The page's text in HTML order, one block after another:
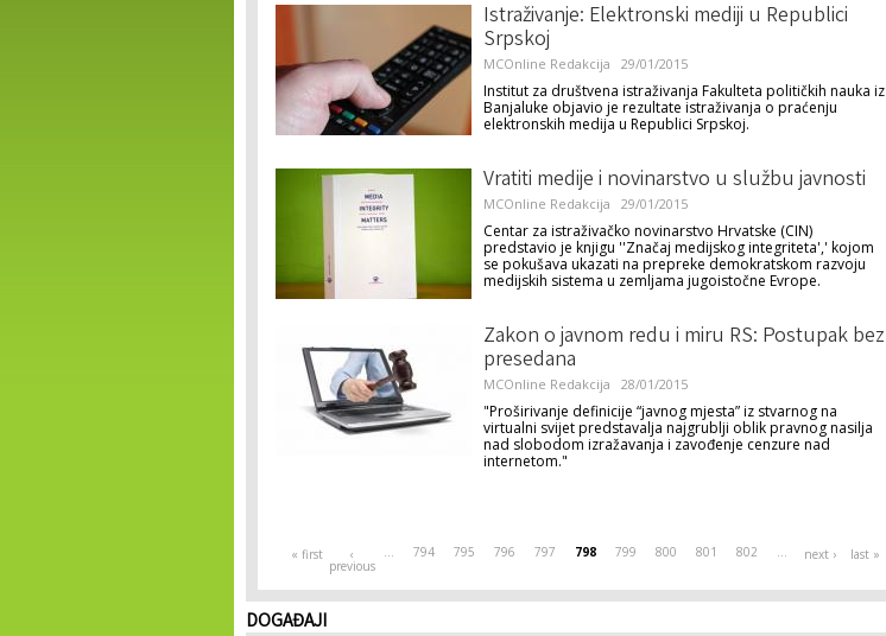
Istraživanje: Elektronski mediji u Republici
Srpskoj
MCOnline Redakcija 29/01/2015
Institut za društvena istraživanja Fakulteta političkih nauka iz
Banjaluke objavio je rezultate istraživanja o praćenju
elektronskih medija u Republici Srpskoj.
Vratiti medije i novinarstvo u službu javnosti
MCOnline Redakcija 29/01/2015
Centar za istraživačko novinarstvo Hrvatske (CIN)
predstavio je knjigu ''Značaj medijskog integriteta',' kojom
se pokušava ukazati na prepreke demokratskom razvoju
medijskih sistema u zemljama jugoistočne Evrope.
Zakon o javnom redu i miru RS: Postupak bez
presedana
MCOnline Redakcija 28/01/2015
"Proširivanje definicije “javnog mjesta” iz stvarnog na
virtualni svijet predstavalja najgrublji oblik pravnog nasilja
nad slobodom izražavanja i zavođenje cenzure nad
internetom."
« first ‹
previous
… 794 795 796 797 798 799 800 801 802 … next › last »
DOGAĐAJI